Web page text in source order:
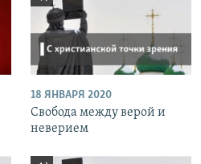
18 ЯНВАРЯ 2020
Свобода между верой и
неверием